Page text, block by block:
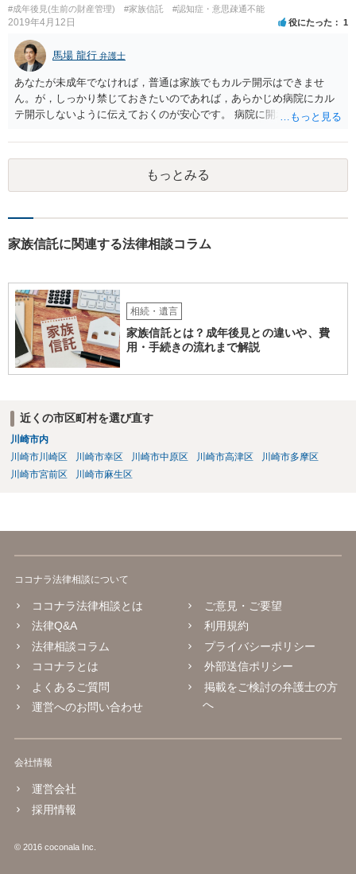
#成年後見(生前の財産管理) #家族信託 #認知症・意思疎通不能
2019年4月12日 役にたった 1
馬場 龍行 弁護士
あなたが未成年でなければ，普通は家族でもカルテ開示はできませ
ん。が，しっかり禁じておきたいのであれば，あらかじめ病院にカル
テ開示しないように伝えておくのが安心です。 病院に開示しないよう
可能性は低いのでコストパフォーマンスとしてはどうかなという感じ
がします。
もっとみる
家族信託に関連する法律相談コラム
相続・遺言
家族信託とは？成年後見との違いや、費
用・手続きの流れまで解説
近くの市区町村を選び直す
川崎市内
川崎市川崎区
川崎市幸区 川崎市中原区 川崎市高津区
川崎市多摩区
川崎市宮前区
川崎市麻生区
ココナラ法律相談について
ココナラ法律相談とは
法律Q&A
法律相談コラム
ココナラとは
よくあるご質問
運営へのお問い合わせ
ご意見・ご要望
利用規約
プライバシーポリシー
外部送信ポリシー
掲載をご検討の弁護士の方
へ
会社情報
運営会社
採用情報
© 2016 coconala Inc.